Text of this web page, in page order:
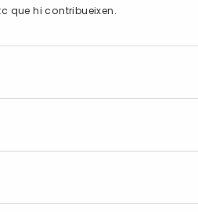
que hi contribueixen.